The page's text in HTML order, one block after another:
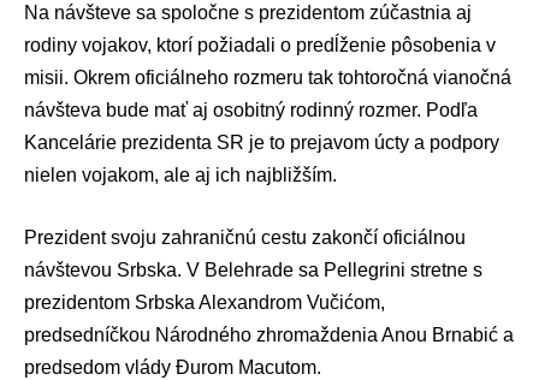
Na návšteve sa spoločne s prezidentom zúčastnia aj
rodiny vojakov, ktorí požiadali o predĺženie pôsobenia v
misii. Okrem oficiálneho rozmeru tak tohtoročná vianočná
návšteva bude mať aj osobitný rodinný rozmer. Podľa
Kancelárie prezidenta SR je to prejavom úcty a podpory
nielen vojakom, ale aj ich najbližším.
Prezident svoju zahraničnú cestu zakončí oficiálnou
návštevou Srbska. V Belehrade sa Pellegrini stretne s
prezidentom Srbska Alexandrom Vučićom,
predsedníčkou Národného zhromaždenia Anou Brnabić a
predsedom vlády Đurom Macutom.